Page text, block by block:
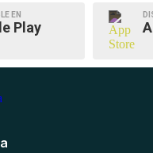
EN
Play